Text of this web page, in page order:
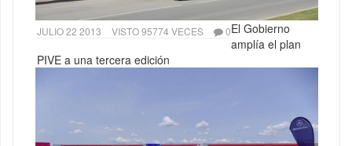
JULIO 22 2013 VISTO 95774 VECES 0El Gobierno
amplía el plan
PIVE a una tercera edición